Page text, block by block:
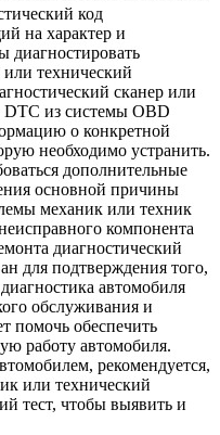
код
на характер и
диагностировать
технический
сканер или
DTC из системы OBD
о конкретной
необходимо устранить.
дополнительные
основной причины
механик или техник
компонента
диагностический
для подтверждения того,
автомобиля
обслуживания и
помочь обеспечить
работу автомобиля.
рекомендуется,
или технический
тест, чтобы выявить и